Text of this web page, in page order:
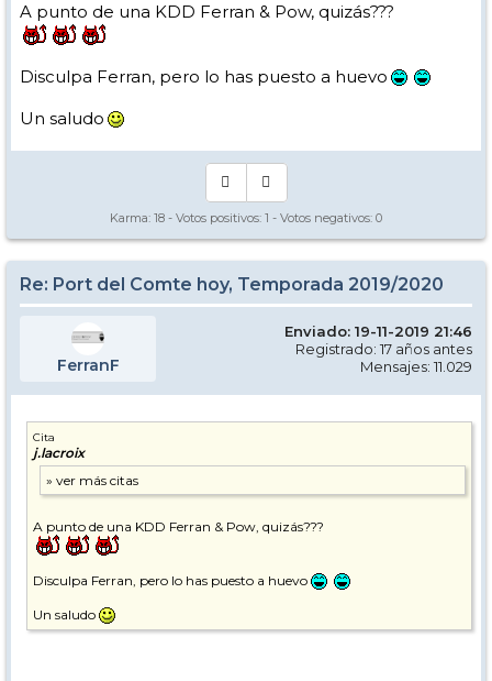
A punto de una KDD Ferran & Pow, quizás???
Disculpa Ferran, pero lo has puesto a huevo
Un saludo
Karma: 18 - Votos positivos: 1 - Votos negativos: 0
Re: Port del Comte hoy, Temporada 2019/2020
FerranF
Enviado: 19-11-2019 21:46
Registrado: 17 años antes
Mensajes: 11.029
Cita
j.lacroix
A punto de una KDD Ferran & Pow, quizás???
Disculpa Ferran, pero lo has puesto a huevo
Un saludo